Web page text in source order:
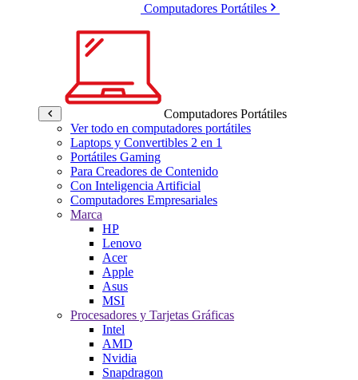
Computadores Portátiles
Computadores Portátiles
Ver todo en computadores portátiles
Laptops y Convertibles 2 en 1
Portátiles Gaming
Para Creadores de Contenido
Con Inteligencia Artificial
Computadores Empresariales
Marca
HP
Lenovo
Acer
Apple
Asus
MSI
Procesadores y Tarjetas Gráficas
Intel
AMD
Nvidia
Snapdragon